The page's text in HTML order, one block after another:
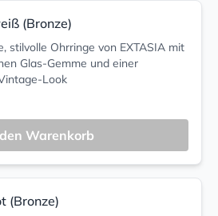
(Bronze)
stilvolle Ohrringe von EXTASIA mit
Glas-Gemme und einer
Look
Warenkorb
(Bronze)